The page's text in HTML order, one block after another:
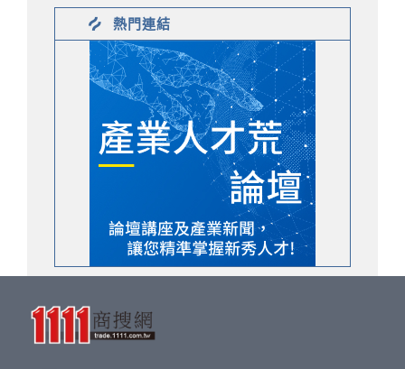
熱門連結